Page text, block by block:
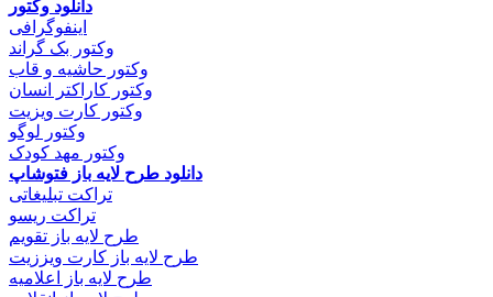
دانلود وکتور
اینفوگرافی
وکتور بک گراند
وکتور حاشیه و قاب
وکتور کاراکتر انسان
وکتور کارت ویزیت
وکتور لوگو
وکتور مهد کودک
دانلود طرح لایه باز فتوشاپ
تراکت تبلیغاتی
تراکت ریسو
طرح لایه باز تقویم
طرح لایه باز کارت ویززیت
طرح لایه باز اعلامیه